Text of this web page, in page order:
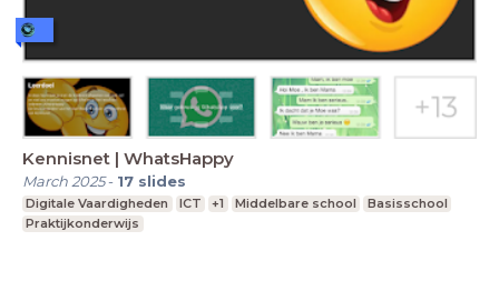
Kennisnet | WhatsHappy
March 2025- 17 slides
Digitale Vaardigheden ICT +1 Middelbare school
Basisschool
Praktijkonderwijs